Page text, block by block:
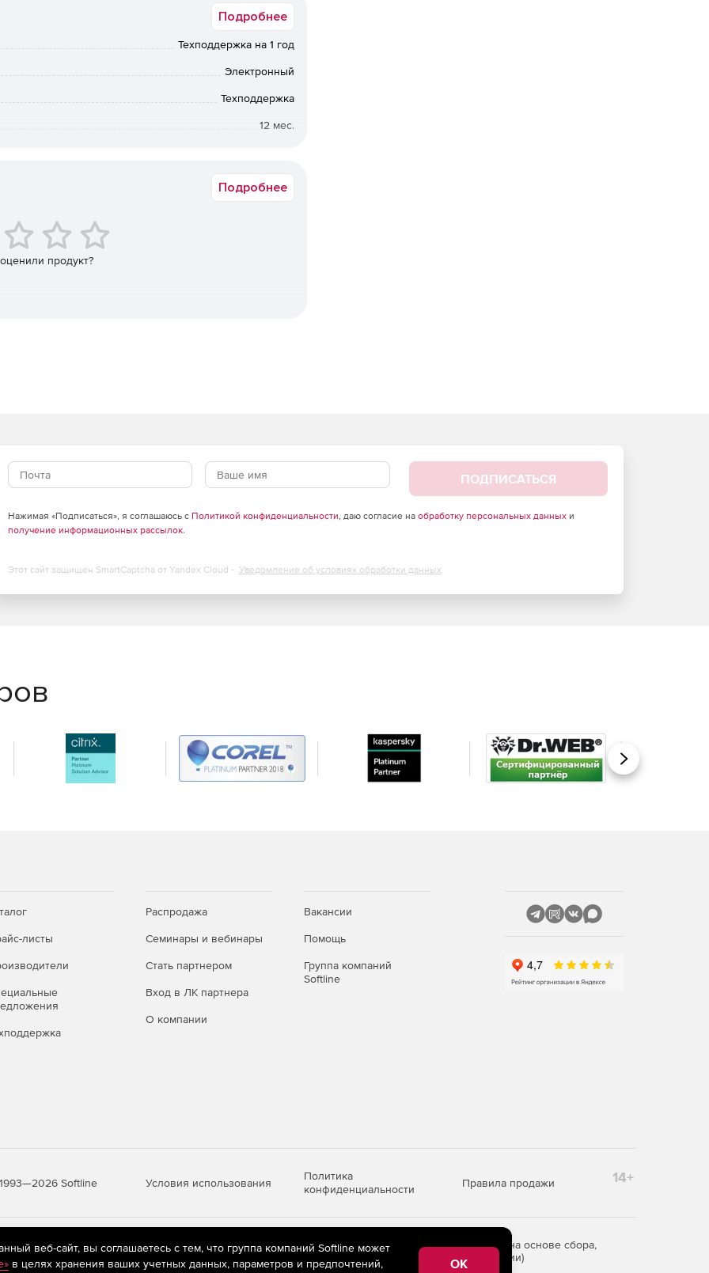
обнаружить все сетевые устройства,
обнаружить все устройства в сети
и производительность инфраструктуры от
до серверов и приложений и виртуальных машин
и исполнимые данные об основных
и протоколах, потребляющих пропускную
сопоставления, наблюдения, оповещения и
узлов и гостевых устройств ESX и ESXi в реальном
всех узлов и атрибутов VMware. Она отслеживает
времени по электронной почте, через текстовые
отправку текстовых сообщений и автоматические
службы приложения.
карты.
отчетов.
обнаружение.
(pdf)
эффективности бизнеса и IT (pdf)
Подробнее
Техподдержка на 1 год
Электронный
Техподдержка
12 мес.
Подробнее
продукт?
ПОДПИСАТЬСЯ
Нажимая «Подписаться», я соглашаюсь с Политикой конфиденциальности, даю согласие на обработку персональных данныхи
получение информационных рассылок.
Этот сайт защищен SmartCaptcha от Yandex Cloud - Уведомление об условиях обработки данных
Вперед
листы
Распродажа
Семинары и вебинары
Стать партнером
Вход в ЛК партнера
О компании
Вакансии
Помощь
Группа компаний
Softline
Softline Условия использования
Политика
конфиденциальности
Правила продажи 14+
рекомендательные технологии(информационные технологии предоставления информации на основе сбора,
пользователей сети «Интернет», находящихся на территории Российской Федерации)
веб-сайт, вы соглашаетесь с тем, что группа компаний Softline может
в целях хранения ваших учетных данных, параметров и предпочтений, OK